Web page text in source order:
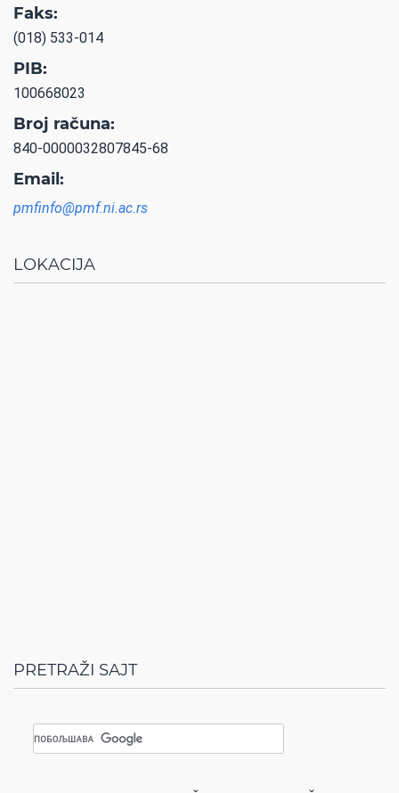
Faks:
(018) 533-014
PIB:
100668023
Broj računa:
840-0000032807845-68
Email:
pmfinfo@pmf.ni.ac.rs
LOKACIJA
PRETRAŽI SAJT